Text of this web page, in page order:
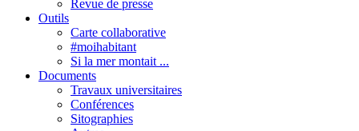
Revue de presse
Outils
Carte collaborative
#moihabitant
Si la mer montait ...
Documents
Travaux universitaires
Conférences
Sitographies